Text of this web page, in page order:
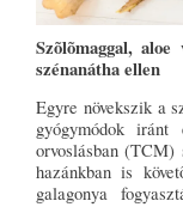
Szõlõmaggal,
szénanátha ellen
Egyre növekszik a
gyógymódok iránt
orvoslásban (TCM)
hazánkban is
galagonya